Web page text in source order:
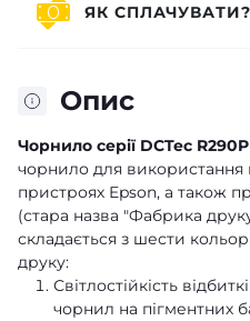
Опис
Чорнило серії DCTec R290P
чорнило для використання
пристроях Epson, а також
(стара назва "Фабрика
складається з шести
друку:
Світлостійкість
чорнил на пігментних
ЯК СПЛАЧУВАТИ?